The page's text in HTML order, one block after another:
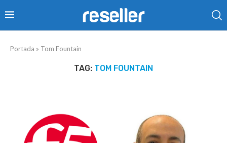
Portada » Tom Fountain
TAG: TOM FOUNTAIN